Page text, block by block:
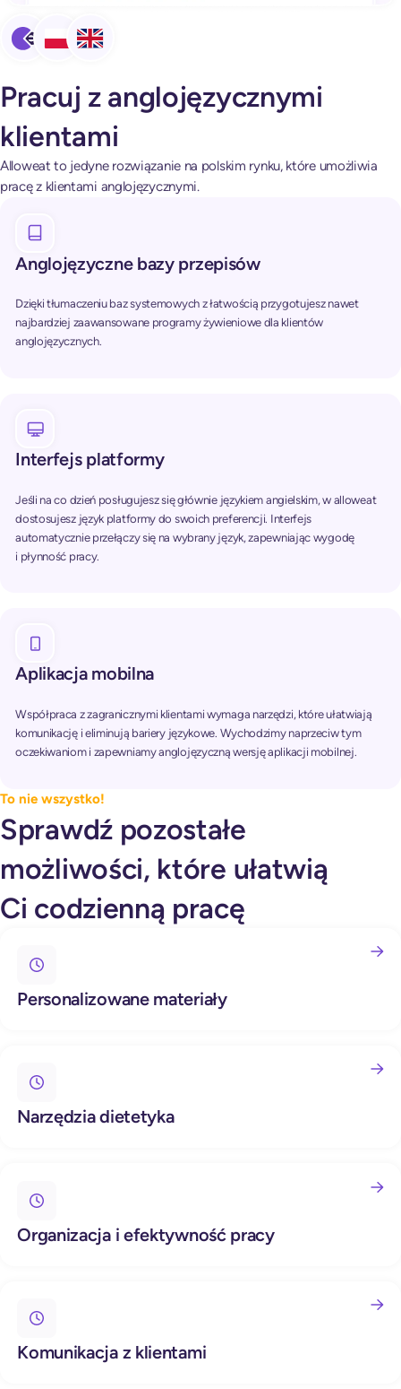
Pracuj z anglojęzycznymi
klientami
Alloweat to jedyne rozwiązanie na polskim rynku, które umożliwia
pracę z klientami anglojęzycznymi.
Anglojęzyczne bazy przepisów
Dzięki tłumaczeniu baz systemowych z łatwością przygotujesz nawet
najbardziej zaawansowane programy żywieniowe dla klientów
anglojęzycznych.
Interfejs platformy
Jeśli na co dzień posługujesz się głównie językiem angielskim, w alloweat
dostosujesz język platformy do swoich preferencji. Interfejs
automatycznie przełączy się na wybrany język, zapewniając wygodę
i płynność pracy.
Aplikacja mobilna
Współpraca z zagranicznymi klientami wymaga narzędzi, które ułatwiają
komunikację i eliminują bariery językowe. Wychodzimy naprzeciw tym
oczekiwaniom i zapewniamy anglojęzyczną wersję aplikacji mobilnej.
To nie wszystko!
Sprawdź pozostałe
możliwości, które ułatwią
Ci codzienną pracę
Personalizowane materiały
Narzędzia dietetyka
Organizacja i efektywność pracy
Komunikacja z klientami